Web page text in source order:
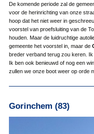
De komende periode zal de
voor de herinrichting van onze
hoop dat het niet weer in
voorstel van proefsluiting van de
houden. Maar de luidruchtige
gemeente het voorstel in, maar de
breder verband terug zou keren. Ik
Ik ben ook benieuwd of nog een
zullen we onze boot weer op orde
Gorinchem (83)